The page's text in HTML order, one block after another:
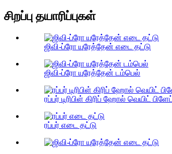
சிறப்பு தயாரிப்புகள்
ஜிவி-ப்ரோ யுரேத்தேன் எடை தட்டு
ஜிவி-ப்ரோ யுரேத்தேன் டம்பெல்
ரப்பர் டிரிபிள் கிரிப் ஹோல் வெயிட் பிளேட்
ரப்பர் எடை தட்டு